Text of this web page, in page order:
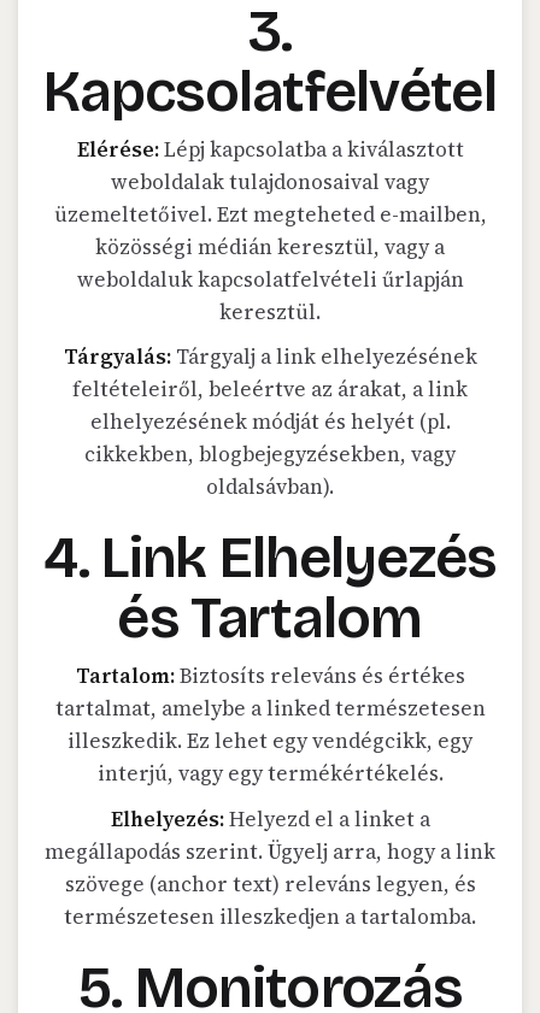
3.
Kapcsolatfelvétel
Elérése:Lépj kapcsolatba a kiválasztott
weboldalak tulajdonosaival vagy
üzemeltetőivel. Ezt megteheted e-mailben,
közösségi médián keresztül, vagy a
weboldaluk kapcsolatfelvételi űrlapján
keresztül.
Tárgyalás:Tárgyalj a link elhelyezésének
feltételeiről, beleértve az árakat, a link
elhelyezésének módját és helyét (pl.
cikkekben, blogbejegyzésekben, vagy
oldalsávban).
4. Link Elhelyezés
és Tartalom
Tartalom:Biztosíts releváns és értékes
tartalmat, amelybe a linked természetesen
illeszkedik. Ez lehet egy vendégcikk, egy
interjú, vagy egy termékértékelés.
Elhelyezés:Helyezd el a linket a
megállapodás szerint. Ügyelj arra, hogy a link
szövege (anchor text) releváns legyen, és
természetesen illeszkedjen a tartalomba.
5. Monitorozás